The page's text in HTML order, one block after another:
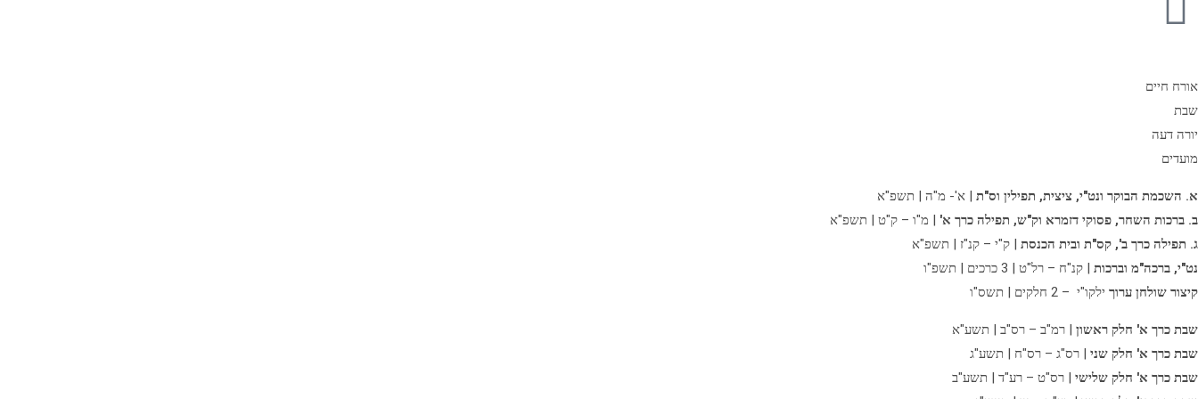
אורח חיים
שבת
יורה דעה
מועדים
א. השכמת הבוקר ונט"י, ציצית, תפילין וס"ת | א'- מ"ה | תשפ"א
ב. ברכות השחר, פסוקי דזמרא וק"ש, תפילה כרך א' | מ"ו – ק"ט | תשפ"א
ג. תפילה כרך ב', קס"ת ובית הכנסת | ק"י – קנ"ז | תשפ"א
נט"י, ברכה"מ וברכות | קנ"ח – רל"ט | 3 כרכים | תשפ"ו
קיצור שולחן ערוך ילקו"י – 2 חלקים | תשס"ו
שבת כרך א' חלק ראשון | רמ"ב – רס"ב | תשע"א
שבת כרך א' חלק שני | רס"ג – רס"ח | תשע"ג
שבת כרך א' חלק שלישי | רס"ט – רע"ד | תשע"ב